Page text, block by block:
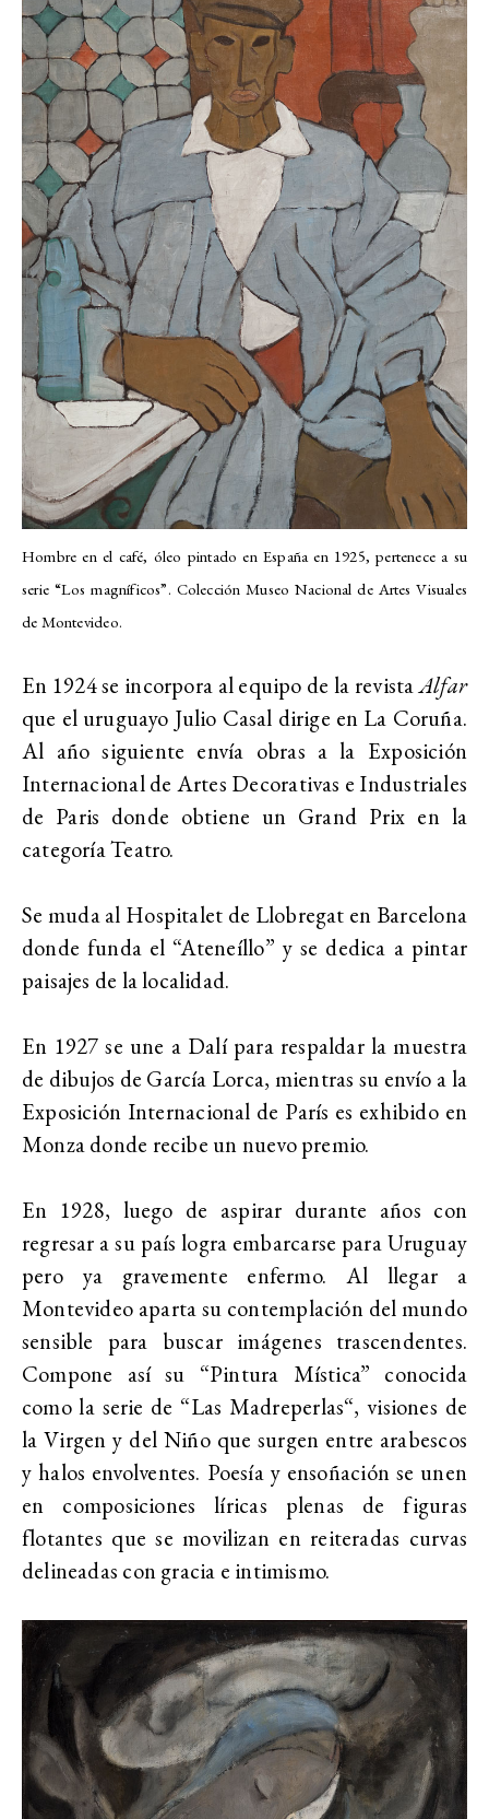
Hombre en el café, óleo pintado en España en 1925, pertenece a su
serie “Los magníficos”. Colección Museo Nacional de Artes Visuales
de Montevideo.
En 1924 se incorpora al equipo de la revistaAlfar
que el uruguayo Julio Casal dirige en La Coruña.
Al año siguiente envía obras a la Exposición
Internacional de Artes Decorativas e Industriales
de Paris donde obtiene un Grand Prix en la
categoría Teatro.
Se muda al Hospitalet de Llobregat en Barcelona
donde funda el “Ateneíllo” y se dedica a pintar
paisajes de la localidad.
En 1927 se une a Dalí para respaldar la muestra
de dibujos de García Lorca, mientras su envío a la
Exposición Internacional de París es exhibido en
Monza donde recibe un nuevo premio.
En 1928, luego de aspirar durante años con
regresar a su país logra embarcarse para Uruguay
pero ya gravemente enfermo. Al llegar a
Montevideo aparta su contemplación del mundo
sensible para buscar imágenes trascendentes.
Compone así su “Pintura Mística” conocida
como la serie de “Las Madreperlas“, visiones de
la Virgen y del Niño que surgen entre arabescos
y halos envolventes. Poesía y ensoñación se unen
en composiciones líricas plenas de figuras
flotantes que se movilizan en reiteradas curvas
delineadas con gracia e intimismo.